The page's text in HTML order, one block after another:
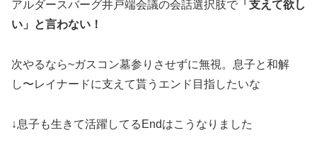
アルダースバーグ井戸端会議の会話選択肢で 「支えて欲し
い」と言わない！
次やるなら~ガスコン墓参りさせずに無視。息子と和解
し〜レイナードに支えて貰うエンド目指したいな
↓息子も生きて活躍してるEndはこうなりました